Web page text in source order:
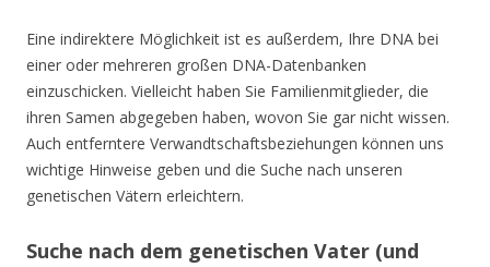
Eine indirektere Möglichkeit ist es außerdem, Ihre DNA bei
einer oder mehreren großen DNA-Datenbanken
einzuschicken. Vielleicht haben Sie Familienmitglieder, die
ihren Samen abgegeben haben, wovon Sie gar nicht wissen.
Auch entferntere Verwandtschaftsbeziehungen können uns
wichtige Hinweise geben und die Suche nach unseren
genetischen Vätern erleichtern.
Suche nach dem genetischen Vater (und